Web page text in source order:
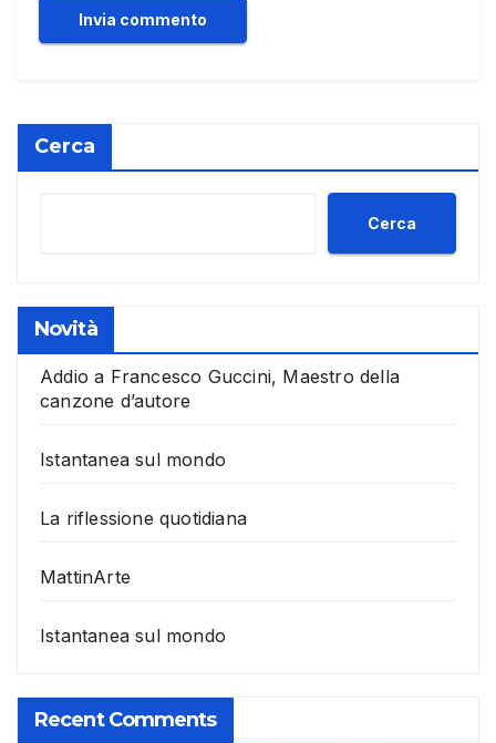
Cerca
Cerca
Novità
Addio a Francesco Guccini, Maestro della
canzone d’autore
Istantanea sul mondo
La riflessione quotidiana
MattinArte
Istantanea sul mondo
Recent Comments